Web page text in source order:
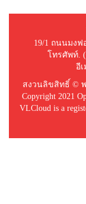
19/1 ถนนมงฟ
โทรศัพท์.
อี
สงวนลิขสิทธิ์ © พ
Copyright 2021
VLCloud is a